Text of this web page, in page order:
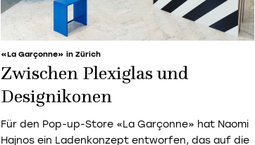
«La Garçonne» in Zürich
Zwischen Plexiglas und
Designikonen
Für den Pop-up-Store «La Garçonne» hat Naomi
Hajnos ein Ladenkonzept entworfen, das auf die